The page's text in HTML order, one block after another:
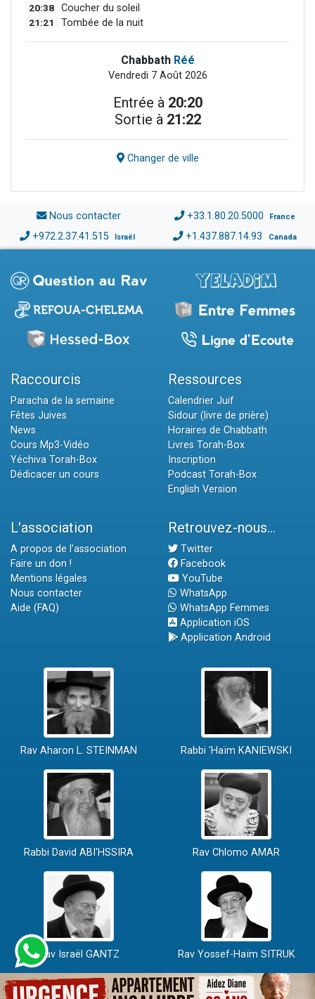
20:38 Coucher du soleil
21:21 Tombée de la nuit
Chabbath Réé
Vendredi 7 Août 2026
Entrée à 20:20
Sortie à 21:22
Changer de ville
Nous contacter +33.1.80.20.5000 France
+972.2.37.41.515 Israël +1.437.887.14.93 Canada
Raccourcis
Paracha de la semaine
Fêtes Juives
News
Cours Mp3-Vidéo
Yéchiva Torah-Box
Dédicacer un cours
Ressources
Calendrier Juif
Sidour (livre de prière)
Horaires de Chabbath
Livres Torah-Box
Inscription
Podcast Torah-Box
English Version
L'association
A propos de l'association
Faire un don !
Mentions légales
Nous contacter
Aide (FAQ)
Retrouvez-nous...
Twitter
Facebook
YouTube
WhatsApp
WhatsApp Femmes
Application iOS
Application Android
Rav Aharon L. STEINMAN Rabbi 'Haïm KANIEWSKI
Rabbi David ABI'HSSIRA Rav Chlomo AMAR
Rav Israël GANTZ Rav Yossef-Haïm SITRUK